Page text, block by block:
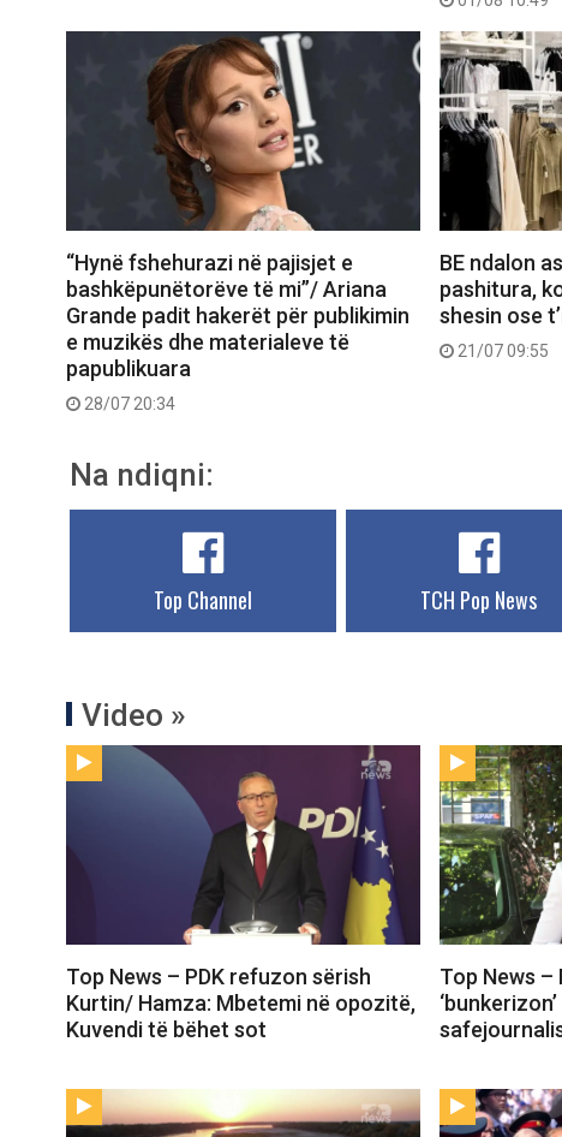
“Hynë fshehurazi në pajisjet e
bashkëpunëtorëve të mi”/ Ariana
Grande padit hakerët për publikimin
e muzikës dhe materialeve të
papublikuara
28/07 20:34
BE ndalon
pashitura,
shesin ose
21/07 09:55
Na ndiqni:
Top Channel TCH Pop News
Video »
Top News – PDK refuzon sërish
Kurtin/ Hamza: Mbetemi në opozitë,
Kuvendi të bëhet sot
Top News –